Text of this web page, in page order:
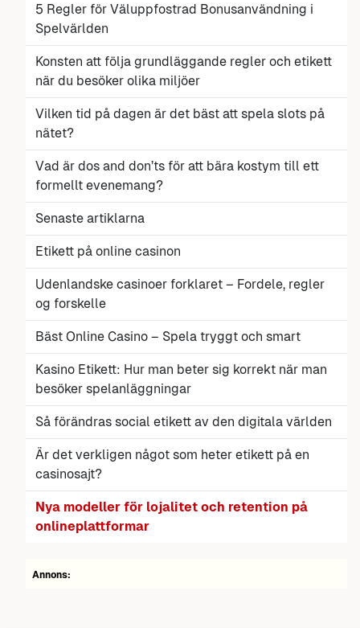
5 Regler för Väluppfostrad Bonusanvändning i
Spelvärlden
Konsten att följa grundläggande regler och etikett
när du besöker olika miljöer
Vilken tid på dagen är det bäst att spela slots på
nätet?
Vad är dos and don’ts för att bära kostym till ett
formellt evenemang?
Senaste artiklarna
Etikett på online casinon
Udenlandske casinoer forklaret – Fordele, regler
og forskelle
Bäst Online Casino – Spela tryggt och smart
Kasino Etikett: Hur man beter sig korrekt när man
besöker spelanläggningar
Så förändras social etikett av den digitala världen
Är det verkligen något som heter etikett på en
casinosajt?
Nya modeller för lojalitet och retention på
onlineplattformar
Annons: